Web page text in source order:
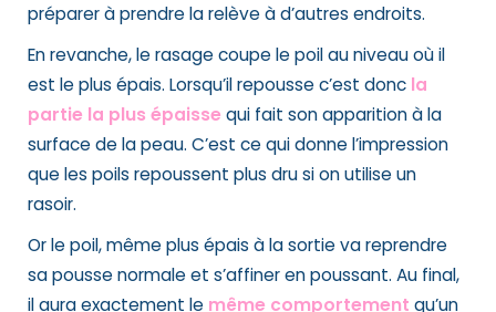
préparer à prendre la relève à d’autres endroits.
En revanche, le rasage coupe le poil au niveau où il
est le plus épais. Lorsqu’il repousse c’est donc la
partie la plus épaisse qui fait son apparition à la
surface de la peau. C’est ce qui donne l’impression
que les poils repoussent plus dru si on utilise un
rasoir.
Or le poil, même plus épais à la sortie va reprendre
sa pousse normale et s’affiner en poussant. Au final,
il aura exactement le même comportement qu’un